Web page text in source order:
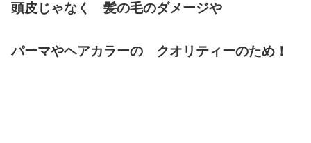
頭皮じゃなく 髪の毛のダメージや
パーマやヘアカラーの クオリティーのため！